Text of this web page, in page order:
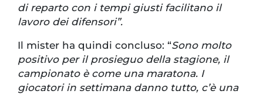
di reparto con i tempi giusti facilitano il
lavoro dei difensori”.
Il mister ha quindi concluso: “Sono molto
positivo per il prosieguo della stagione, il
campionato è come una maratona. I
giocatori in settimana danno tutto, c’è una